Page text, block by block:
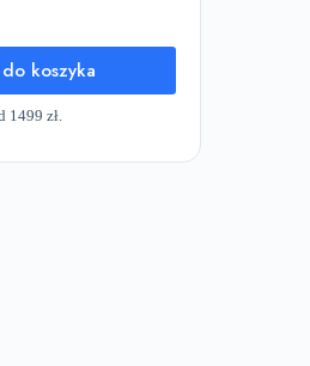
koszyka
1499 zł.